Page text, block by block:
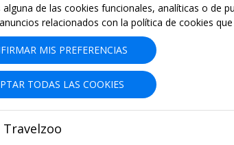
alguna de las cookies funcionales, analíticas o de
relacionados con la política de cookies
MIS PREFERENCIAS
TODAS LAS COOKIES
Travelzoo